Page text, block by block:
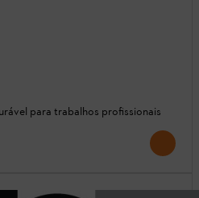
para trabalhos profissionais